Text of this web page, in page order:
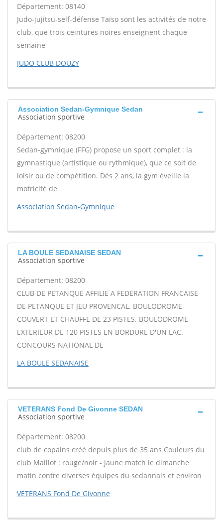
Département: 08140
Judo-jujitsu-self-défense Taïso sont les activités de notre
club, que trois ceintures noires enseignent chaque
semaine
JUDO CLUB DOUZY
Association Sedan-Gymnique Sedan
Association sportive
Département: 08200
Sedan-gymnique (FFG) propose un sport complet : la
gymnastique (artistique ou rythmique), que ce soit de
loisir ou de compétition. Dés 2 ans, la gym éveille la
motricité de
Association Sedan-Gymnique
LA BOULE SEDANAISE SEDAN
Association sportive
Département: 08200
CLUB DE PETANQUE AFFILIE A FEDERATION FRANCAISE
DE PETANQUE ET JEU PROVENCAL. BOULODROME
COUVERT ET CHAUFFE DE 23 PISTES. BOULODROME
EXTERIEUR DE 120 PISTES EN BORDURE D'UN LAC.
CONCOURS NATIONAL DE
LA BOULE SEDANAISE
VETERANS Fond De Givonne SEDAN
Association sportive
Département: 08200
club de copains créé depuis plus de 35 ans Couleurs du
club Maillot : rouge/noir - jaune match le dimanche
matin contre diverses équipes du sedannais et environ
VETERANS Fond De Givonne